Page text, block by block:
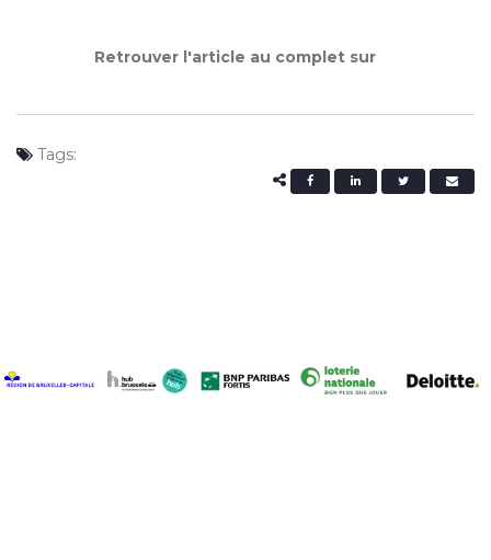
Retrouver l'article au complet sur
Tags: